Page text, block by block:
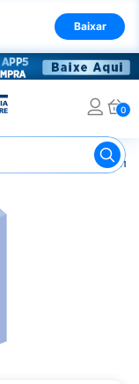
Baixar
0